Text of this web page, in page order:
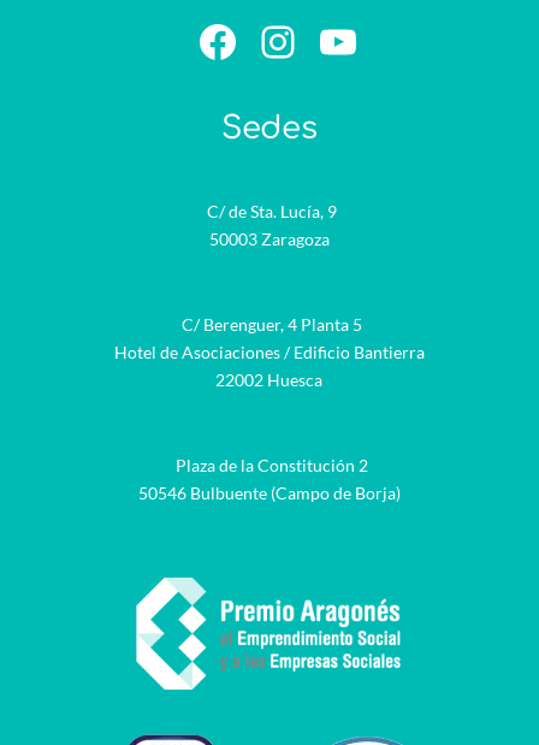
Facebook
Instagram
YouTube
Sedes
C/ de Sta. Lucía, 9
50003 Zaragoza
C/ Berenguer, 4 Planta 5
Hotel de Asociaciones / Edificio Bantierra
22002 Huesca
Plaza de la Constitución 2
50546 Bulbuente (Campo de Borja)